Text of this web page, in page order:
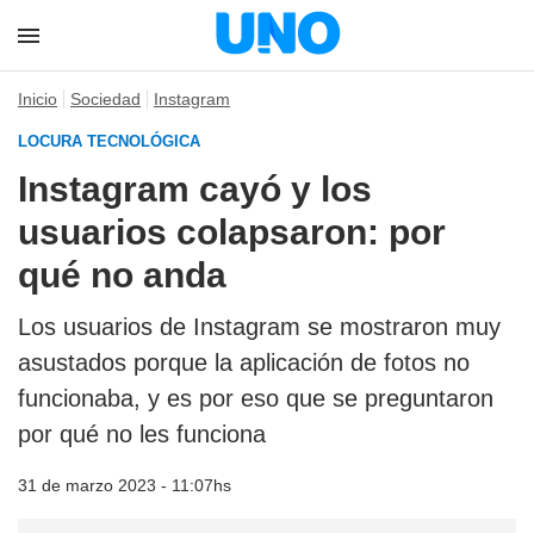
Inicio Sociedad Instagram
LOCURA TECNOLÓGICA
Instagram cayó y los
usuarios colapsaron: por
qué no anda
Los usuarios de Instagram se mostraron muy
asustados porque la aplicación de fotos no
funcionaba, y es por eso que se preguntaron
por qué no les funciona
31 de marzo 2023 - 11:07hs